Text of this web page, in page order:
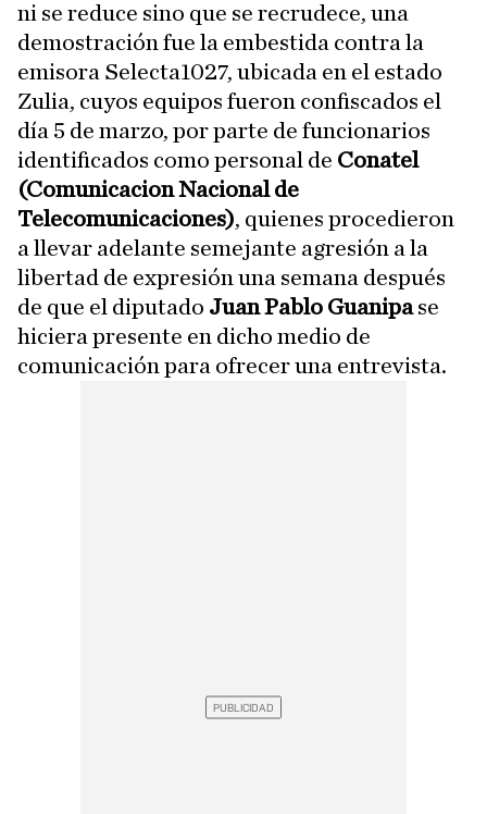
ni se reduce sino que se recrudece, una
demostración fue la embestida contra la
emisora Selecta1027, ubicada en el estado
Zulia, cuyos equipos fueron confiscados el
día 5 de marzo, por parte de funcionarios
identificados como personal de Conatel
(Comunicacion Nacional de
Telecomunicaciones), quienes procedieron
a llevar adelante semejante agresión a la
libertad de expresión una semana después
de que el diputado Juan Pablo Guanipase
hiciera presente en dicho medio de
comunicación para ofrecer una entrevista.